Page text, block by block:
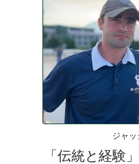
ジャ
「伝統と経験